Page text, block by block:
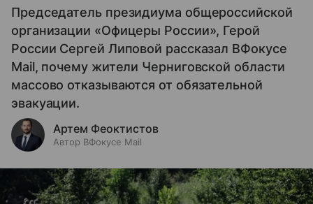
Председатель президиума общероссийской
организации «Офицеры России», Герой
России Сергей Липовой рассказал ВФокусе
Mail, почему жители Черниговской области
массово отказываются от обязательной
эвакуации.
Артем Феоктистов
Автор ВФокусе Mail